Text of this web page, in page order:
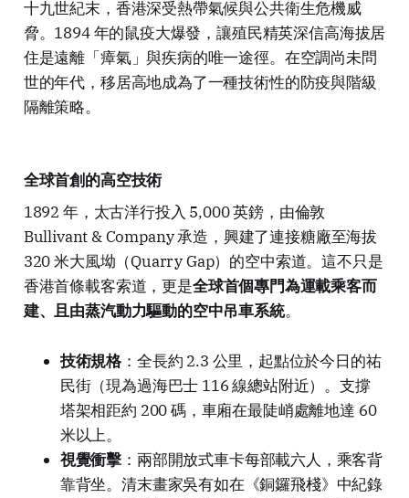
十九世紀末，香港深受熱帶氣候與公共衛生危機威
脅。1894 年的鼠疫大爆發，讓殖民精英深信高海拔居
住是遠離「瘴氣」與疾病的唯一途徑。在空調尚未問
世的年代，移居高地成為了一種技術性的防疫與階級
隔離策略。
全球首創的高空技術
1892 年，太古洋行投入 5,000 英鎊，由倫敦
Bullivant & Company 承造，興建了連接糖廠至海拔
320 米大風坳（Quarry Gap）的空中索道。這不只是
香港首條載客索道，更是全球首個專門為運載乘客而
建、且由蒸汽動力驅動的空中吊車系統。
技術規格 ：全長約 2.3 公里，起點位於今日的祐
民街（現為過海巴士 116 線總站附近）。支撐
塔架相距約 200 碼，車廂在最陡峭處離地達 60
米以上。
視覺衝擊 ：兩部開放式車卡每部載六人，乘客背
靠背坐。清末畫家吳有如在《銅鑼飛棧》中紀錄